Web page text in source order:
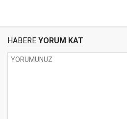
HABERE YORUM KAT